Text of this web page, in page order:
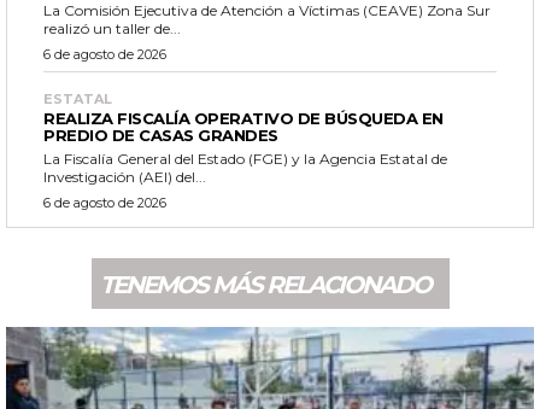
La Comisión Ejecutiva de Atención a Víctimas (CEAVE) Zona Sur
realizó un taller de...
6 de agosto de 2026
ESTATAL
REALIZA FISCALÍA OPERATIVO DE BÚSQUEDA EN
PREDIO DE CASAS GRANDES
La Fiscalía General del Estado (FGE) y la Agencia Estatal de
Investigación (AEI) del...
6 de agosto de 2026
TENEMOS MÁS RELACIONADO